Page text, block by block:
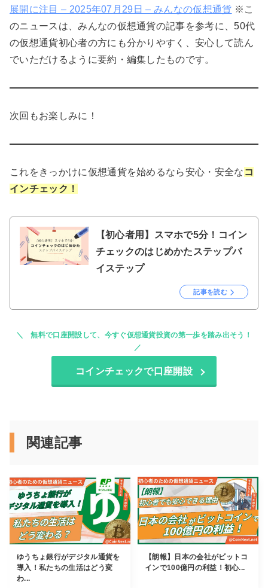
展開に注目 – 2025年07月29日 – みんなの仮想通貨 ※こ
のニュースは、みんなの仮想通貨の記事を参考に、50代
の仮想通貨初心者の方にも分かりやすく、安心して読ん
でいただけるように要約・編集したものです。
次回もお楽しみに！
これをきっかけに仮想通貨を始めるなら安心・安全な コ
インチェック！
【初心者用】スマホで5分！コイン
チェックのはじめかたステップバ
イステップ
記事を読む
無料で口座開設して、今すぐ仮想通貨投資の第一歩を踏み出そう！
コインチェックで口座開設
関連記事
ゆうちょ銀行がデジタル通貨を
導入！私たちの生活はどう変
わ...
【朗報】日本の会社がビットコ
インで100億円の利益！初心...